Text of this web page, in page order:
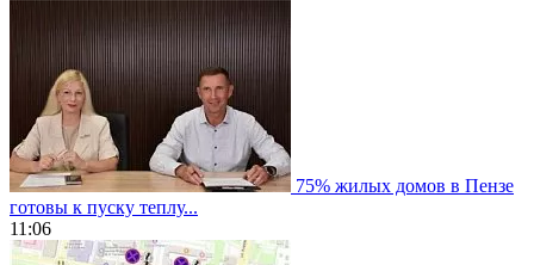
75% жилых домов в Пензе
готовы к пуску теплу...
11:06